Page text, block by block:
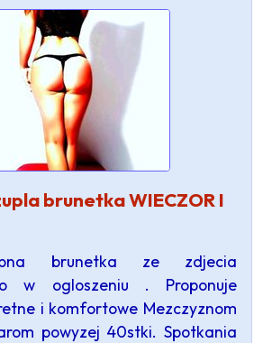
brunetka WIECZOR I
brunetka ze zdjecia
w ogloszeniu . Proponuje
i komfortowe Mezczyznom
powyzej 40stki. Spotkania